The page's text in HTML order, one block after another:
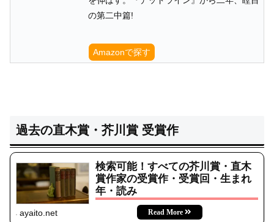
の第二中篇!
Amazonで探す
過去の直木賞・芥川賞 受賞作
検索可能！すべての芥川賞・直木
賞作家の受賞作・受賞回・生まれ
年・読み
ayaito.net